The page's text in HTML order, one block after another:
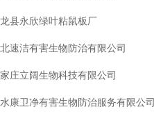
县永欣绿叶粘鼠板厂
速洁有害生物防治有限公司
庄立阔生物科技有限公司
康卫净有害生物防治服务有限公司